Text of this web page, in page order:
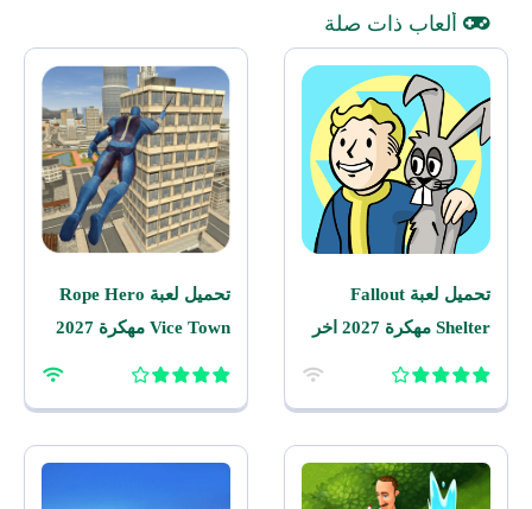
ألعاب ذات صلة
تحميل لعبة Fallout
Shelter مهكرة 2027 اخر
تحميل لعبة Rope Hero
Vice Town مهكرة 2027